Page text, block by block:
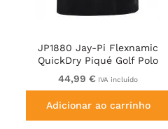
JP1880 Jay-Pi Flexnamic
QuickDry Piqué Golf Polo
Shirt Black
44,99 € IVA incluído
Adicionar ao carrinho